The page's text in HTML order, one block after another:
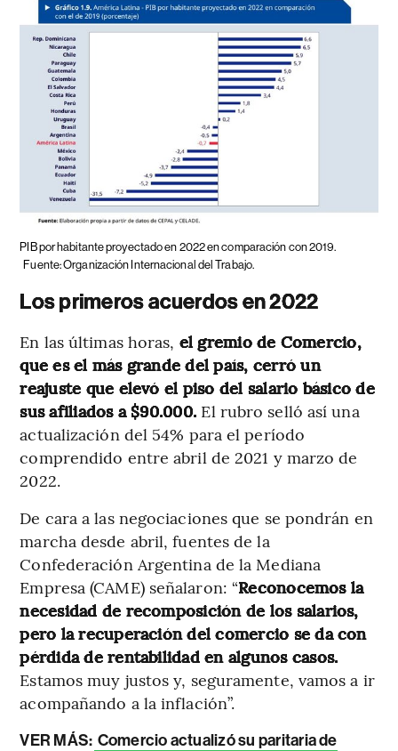
PIB por habitante proyectado en 2022 en comparación con 2019.
Fuente: Organización Internacional del Trabajo.
Los primeros acuerdos en 2022
En las últimas horas, el gremio de Comercio,
que es el más grande del país, cerró un
reajuste que elevó el piso del salario básico de
sus afiliados a $90.000. El rubro selló así una
actualización del 54% para el período
comprendido entre abril de 2021 y marzo de
2022.
De cara a las negociaciones que se pondrán en
marcha desde abril, fuentes de la
Confederación Argentina de la Mediana
Empresa (CAME) señalaron: “Reconocemos la
necesidad de recomposición de los salarios,
pero la recuperación del comercio se da con
pérdida de rentabilidad en algunos casos.
Estamos muy justos y, seguramente, vamos a ir
acompañando a la inflación”.
VER MÁS: Comercio actualizó su paritaria de